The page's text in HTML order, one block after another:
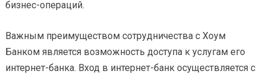
бизнес-операций.
Важным преимуществом сотрудничества с Хоум
Банком является возможность доступа к услугам его
интернет-банка. Вход в интернет-банк осуществляется с